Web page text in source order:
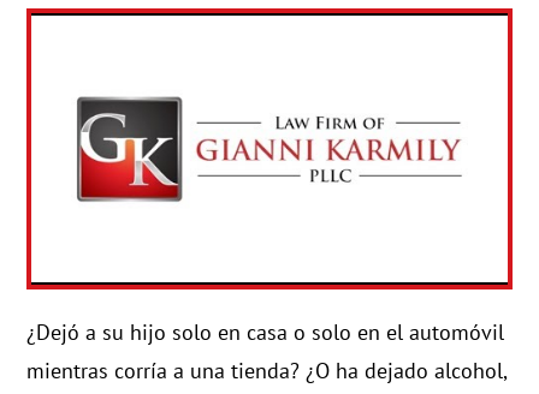
¿Dejó a su hijo solo en casa o solo en el automóvil
mientras corría a una tienda? ¿O ha dejado alcohol,